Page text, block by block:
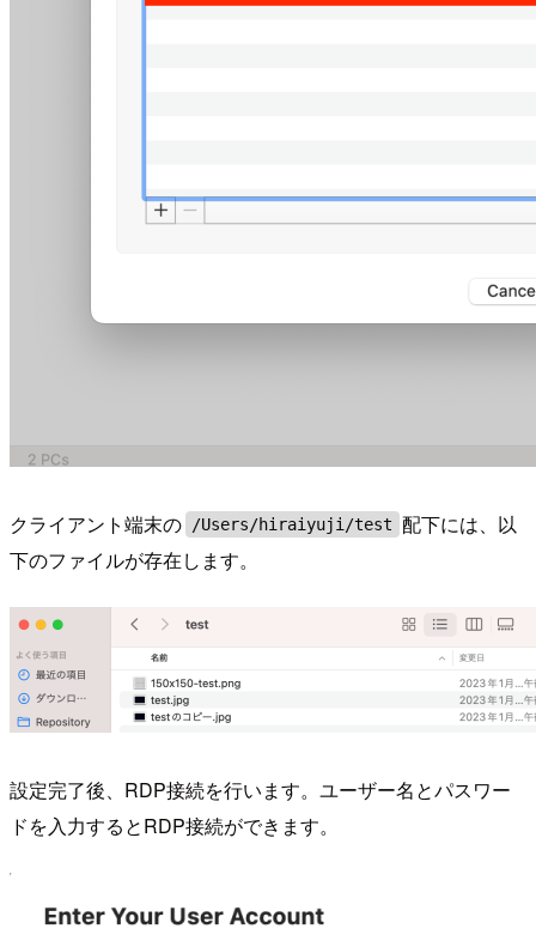
クライアント端末の /Users/hiraiyuji/test 配下には、以
下のファイルが存在します。
設定完了後、RDP接続を行います。ユーザー名とパスワー
ドを入力するとRDP接続ができます。